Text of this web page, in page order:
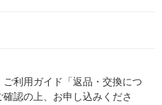
ご利用ガイド「返品・交換につ
認の上、お申し込みくださ